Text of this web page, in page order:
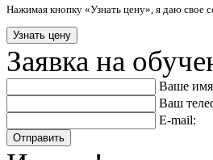
Нажимая кнопку «Узнать цену», я даю свое
Заявка на
Ваше
Ваш
E-mail:
Отправить